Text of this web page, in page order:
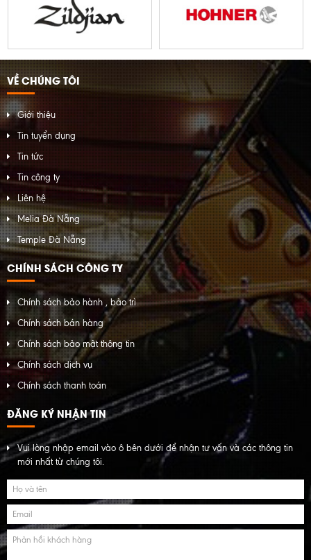
VỀ CHÚNG TÔI
Giới thiệu
Tin tuyển dụng
Tin tức
Tin công ty
Liên hệ
Melia Đà Nẵng
Temple Đà Nẵng
CHÍNH SÁCH CÔNG TY
Chính sách bảo hành , bảo trì
Chính sách bán hàng
Chính sách bảo mật thông tin
Chính sách dịch vụ
Chính sách thanh toán
ĐĂNG KÝ NHẬN TIN
Vui lòng nhập email vào ô bên dưới để nhận tư vấn và các thông tin
mới nhất từ chúng tôi.